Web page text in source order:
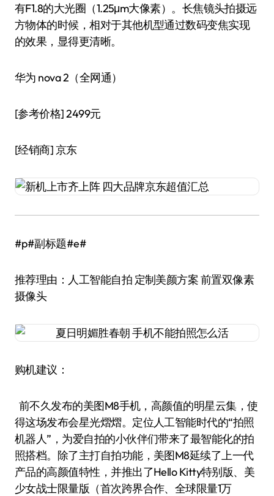
有F1.8的大光圈（1.25μm大像素）。长焦镜头拍摄远
方物体的时候，相对于其他机型通过数码变焦实现
的效果，显得更清晰。
华为 nova 2（全网通）
[参考价格]2499元
[经销商]京东
#p#副标题#e#
推荐理由：人工智能自拍 定制美颜方案 前置双像素
摄像头
购机建议：
前不久发布的美图M8手机，高颜值的明星云集，使
得这场发布会星光熠熠。定位人工智能时代的“拍照
机器人”，为爱自拍的小伙伴们带来了最智能化的拍
照搭档。除了主打自拍功能，美图M8延续了上一代
产品的高颜值特性，并推出了Hello Kitty特别版、美
少女战士限量版（首次跨界合作、全球限量1万